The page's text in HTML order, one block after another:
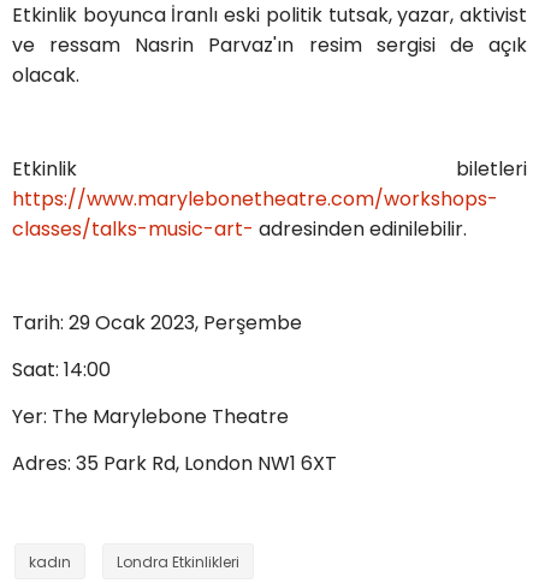
Etkinlik boyunca İranlı eski politik tutsak, yazar, aktivist
ve ressam Nasrin Parvaz'ın resim sergisi de açık
olacak.
Etkinlik biletleri
https://www.marylebonetheatre.com/workshops-
classes/talks-music-art- adresinden edinilebilir.
Tarih: 29 Ocak 2023, Perşembe
Saat: 14:00
Yer: The Marylebone Theatre
Adres: 35 Park Rd, London NW1 6XT
kadın Londra Etkinlikleri